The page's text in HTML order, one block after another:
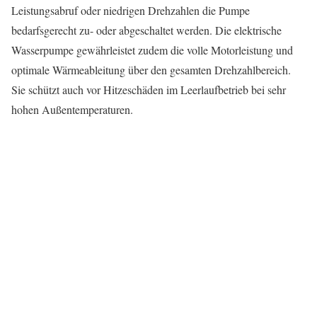
Leistungsabruf oder niedrigen Drehzahlen die Pumpe
bedarfsgerecht zu- oder abgeschaltet werden. Die elektrische
Wasserpumpe gewährleistet zudem die volle Motorleistung und
optimale Wärmeableitung über den gesamten Drehzahlbereich.
Sie schützt auch vor Hitzeschäden im Leerlaufbetrieb bei sehr
hohen Außentemperaturen.